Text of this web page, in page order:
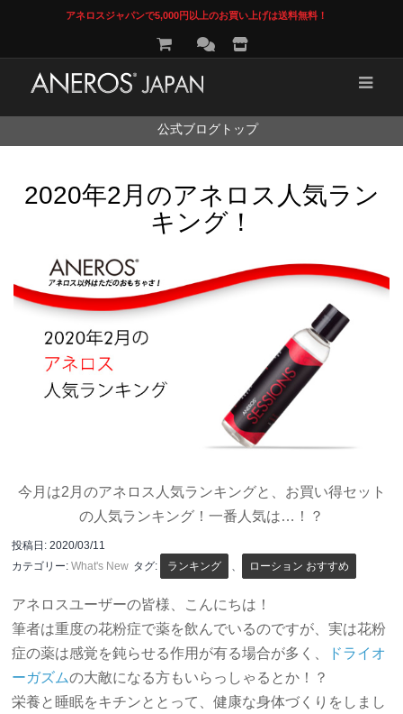
アネロスジャパンで5,000円以上のお買い上げは送料無料！
公式ブログトップ
2020年2月のアネロス人気ラン
キング！
今月は2月のアネロス人気ランキングと、お買い得セット
の人気ランキング！一番人気は…！？
投稿日:2020/03/11
カテゴリー:What's New タグ: ランキング 、 ローション おすすめ
アネロスユーザーの皆様、こんにちは！
筆者は重度の花粉症で薬を飲んでいるのですが、実は花粉
症の薬は感覚を鈍らせる作用が有る場合が多く、
ドライオ
ーガズムの大敵になる方もいらっしゃるとか！？
栄養と睡眠をキチンととって、健康な身体づくりをしまし